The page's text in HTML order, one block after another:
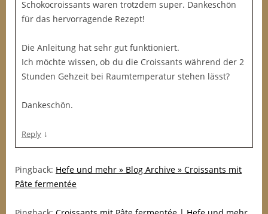
Schokocroissants waren trotzdem super. Dankeschön
für das hervorragende Rezept!
Die Anleitung hat sehr gut funktioniert.
Ich möchte wissen, ob du die Croissants während der 2
Stunden Gehzeit bei Raumtemperatur stehen lässt?
Dankeschön.
Reply ↓
Pingback: Hefe und mehr » Blog Archive » Croissants mit
Pâte fermentée